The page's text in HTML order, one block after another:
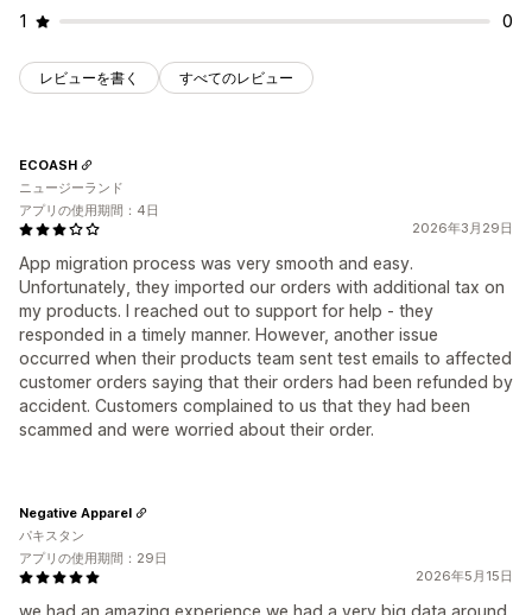
1
0
レビューを書く すべてのレビュー
2026年3月29日
App migration process was very smooth and easy.
Unfortunately, they imported our orders with additional tax on
my products. I reached out to support for help - they
responded in a timely manner. However, another issue
occurred when their products team sent test emails to affected
customer orders saying that their orders had been refunded by
accident. Customers complained to us that they had been
scammed and were worried about their order.
ECOASH
ニュージーランド
アプリの使用期間：4日
2026年5月15日
Negative Apparel
パキスタン
アプリの使用期間：29日